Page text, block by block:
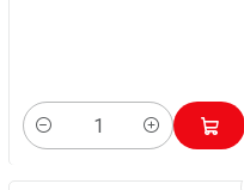
Cantidad